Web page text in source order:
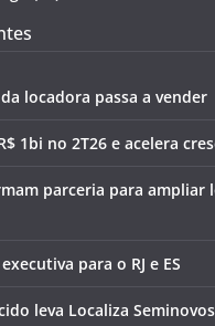
locadora passa a vender
1bi no 2T26 e acelera
parceria para ampliar
para o RJ e ES
leva Localiza